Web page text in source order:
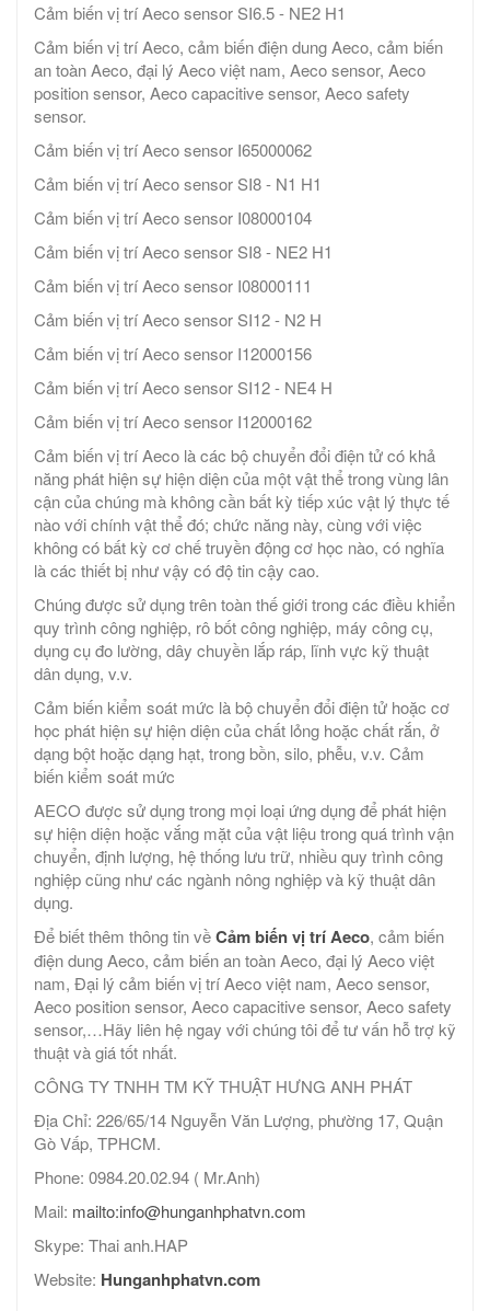
Cảm biến vị trí Aeco sensor SI6.5 - NE2 H1
Cảm biến vị trí Aeco, cảm biến điện dung Aeco, cảm biến
an toàn Aeco, đại lý Aeco việt nam, Aeco sensor, Aeco
position sensor, Aeco capacitive sensor, Aeco safety
sensor.
Cảm biến vị trí Aeco sensor I65000062
Cảm biến vị trí Aeco sensor SI8 - N1 H1
Cảm biến vị trí Aeco sensor I08000104
Cảm biến vị trí Aeco sensor SI8 - NE2 H1
Cảm biến vị trí Aeco sensor I08000111
Cảm biến vị trí Aeco sensor SI12 - N2 H
Cảm biến vị trí Aeco sensor I12000156
Cảm biến vị trí Aeco sensor SI12 - NE4 H
Cảm biến vị trí Aeco sensor I12000162
Cảm biến vị trí Aeco là các bộ chuyển đổi điện tử có khả
năng phát hiện sự hiện diện của một vật thể trong vùng lân
cận của chúng mà không cần bất kỳ tiếp xúc vật lý thực tế
nào với chính vật thể đó; chức năng này, cùng với việc
không có bất kỳ cơ chế truyền động cơ học nào, có nghĩa
là các thiết bị như vậy có độ tin cậy cao.
Chúng được sử dụng trên toàn thế giới trong các điều khiển
quy trình công nghiệp, rô bốt công nghiệp, máy công cụ,
dụng cụ đo lường, dây chuyền lắp ráp, lĩnh vực kỹ thuật
dân dụng, v.v.
Cảm biến kiểm soát mức là bộ chuyển đổi điện tử hoặc cơ
học phát hiện sự hiện diện của chất lỏng hoặc chất rắn, ở
dạng bột hoặc dạng hạt, trong bồn, silo, phễu, v.v. Cảm
biến kiểm soát mức
AECO được sử dụng trong mọi loại ứng dụng để phát hiện
sự hiện diện hoặc vắng mặt của vật liệu trong quá trình vận
chuyển, định lượng, hệ thống lưu trữ, nhiều quy trình công
nghiệp cũng như các ngành nông nghiệp và kỹ thuật dân
dụng.
Để biết thêm thông tin vềCảm biến vị trí Aeco, cảm biến
điện dung Aeco, cảm biến an toàn Aeco, đại lý Aeco việt
nam, Đại lý cảm biến vị trí Aeco việt nam, Aeco sensor,
Aeco position sensor, Aeco capacitive sensor, Aeco safety
sensor,…Hãy liên hệ ngay với chúng tôi để tư vấn hỗ trợ kỹ
thuật và giá tốt nhất.
CÔNG TY TNHH TM KỸ THUẬT HƯNG ANH PHÁT
Địa Chỉ: 226/65/14 Nguyễn Văn Lượng, phường 17, Quận
Gò Vấp, TPHCM.
Phone: 0984.20.02.94 ( Mr.Anh)
Mail: mailto:info@hunganhphatvn.com
Skype: Thai anh.HAP
Website: Hunganhphatvn.com